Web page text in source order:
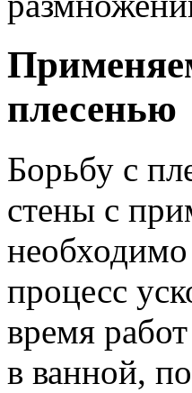
плесенью
Борьбу с
стены с
процесс
время
в ванной,